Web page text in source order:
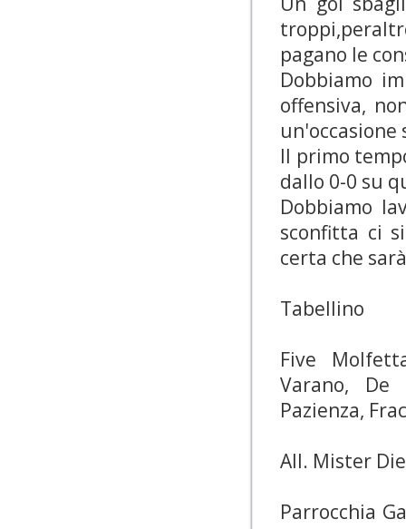
pagano le
Dobbiamo
offensiva,
Il primo
dallo 0-0 su
Dobbiamo
sconfitta ci
certa che
Tabellino
Five
Varano, De
Pazienza,
All. Mister
Parrocchia